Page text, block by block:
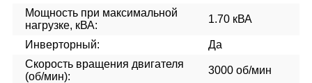
Мощность при максимальной
нагрузке, кВА:
1.70 кВА
Инверторный:
Да
Скорость вращения двигателя
(об/мин):
3000 об/мин